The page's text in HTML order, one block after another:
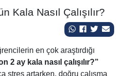
Kala Nasıl Çalışılır?
en çok araştırdığı
2 ay kala nasıl çalışılır?”
stres artarken, doğru çalışma